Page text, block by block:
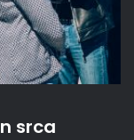
srca